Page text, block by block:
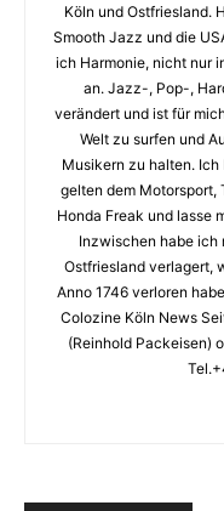
Köln und Ostfriesland.
Smooth Jazz und die
ich Harmonie, nicht nur
an. Jazz-, Pop-,
verändert und ist für
Welt zu surfen und
Musikern zu halten. Ich
gelten dem Motorsport,
Honda Freak und lasse
Inzwischen habe ich
Ostfriesland verlagert,
Anno 1746 verloren
Colozine Köln News
(Reinhold Packeisen)